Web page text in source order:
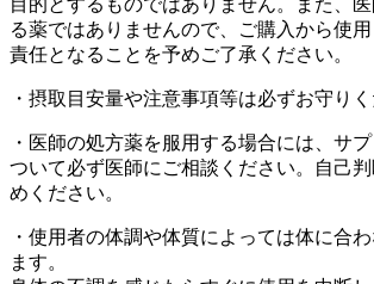
目的とするものではありません。また、
る薬ではありませんので、ご購入から使
責任となることを予めご了承ください。
・摂取目安量や注意事項等は必ずお守りく
・医師の処方薬を服用する場合には、サ
ついて必ず医師にご相談ください。自己
めください。
・使用者の体調や体質によっては体に合
ます。